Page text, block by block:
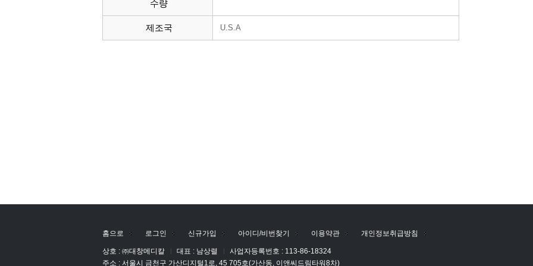
수량
제조국 U.S.A
홈으로 로그인 신규가입 아이디/비번찾기 이용약관 개인정보취급방침
상호 : ㈜대창메디칼 대표 : 남상렬
사업자등록번호 : 113-86-18324
주소 : 서울시 금천구 가산디지털1로, 45 705호(가산동, 이앤씨드림타워8차)